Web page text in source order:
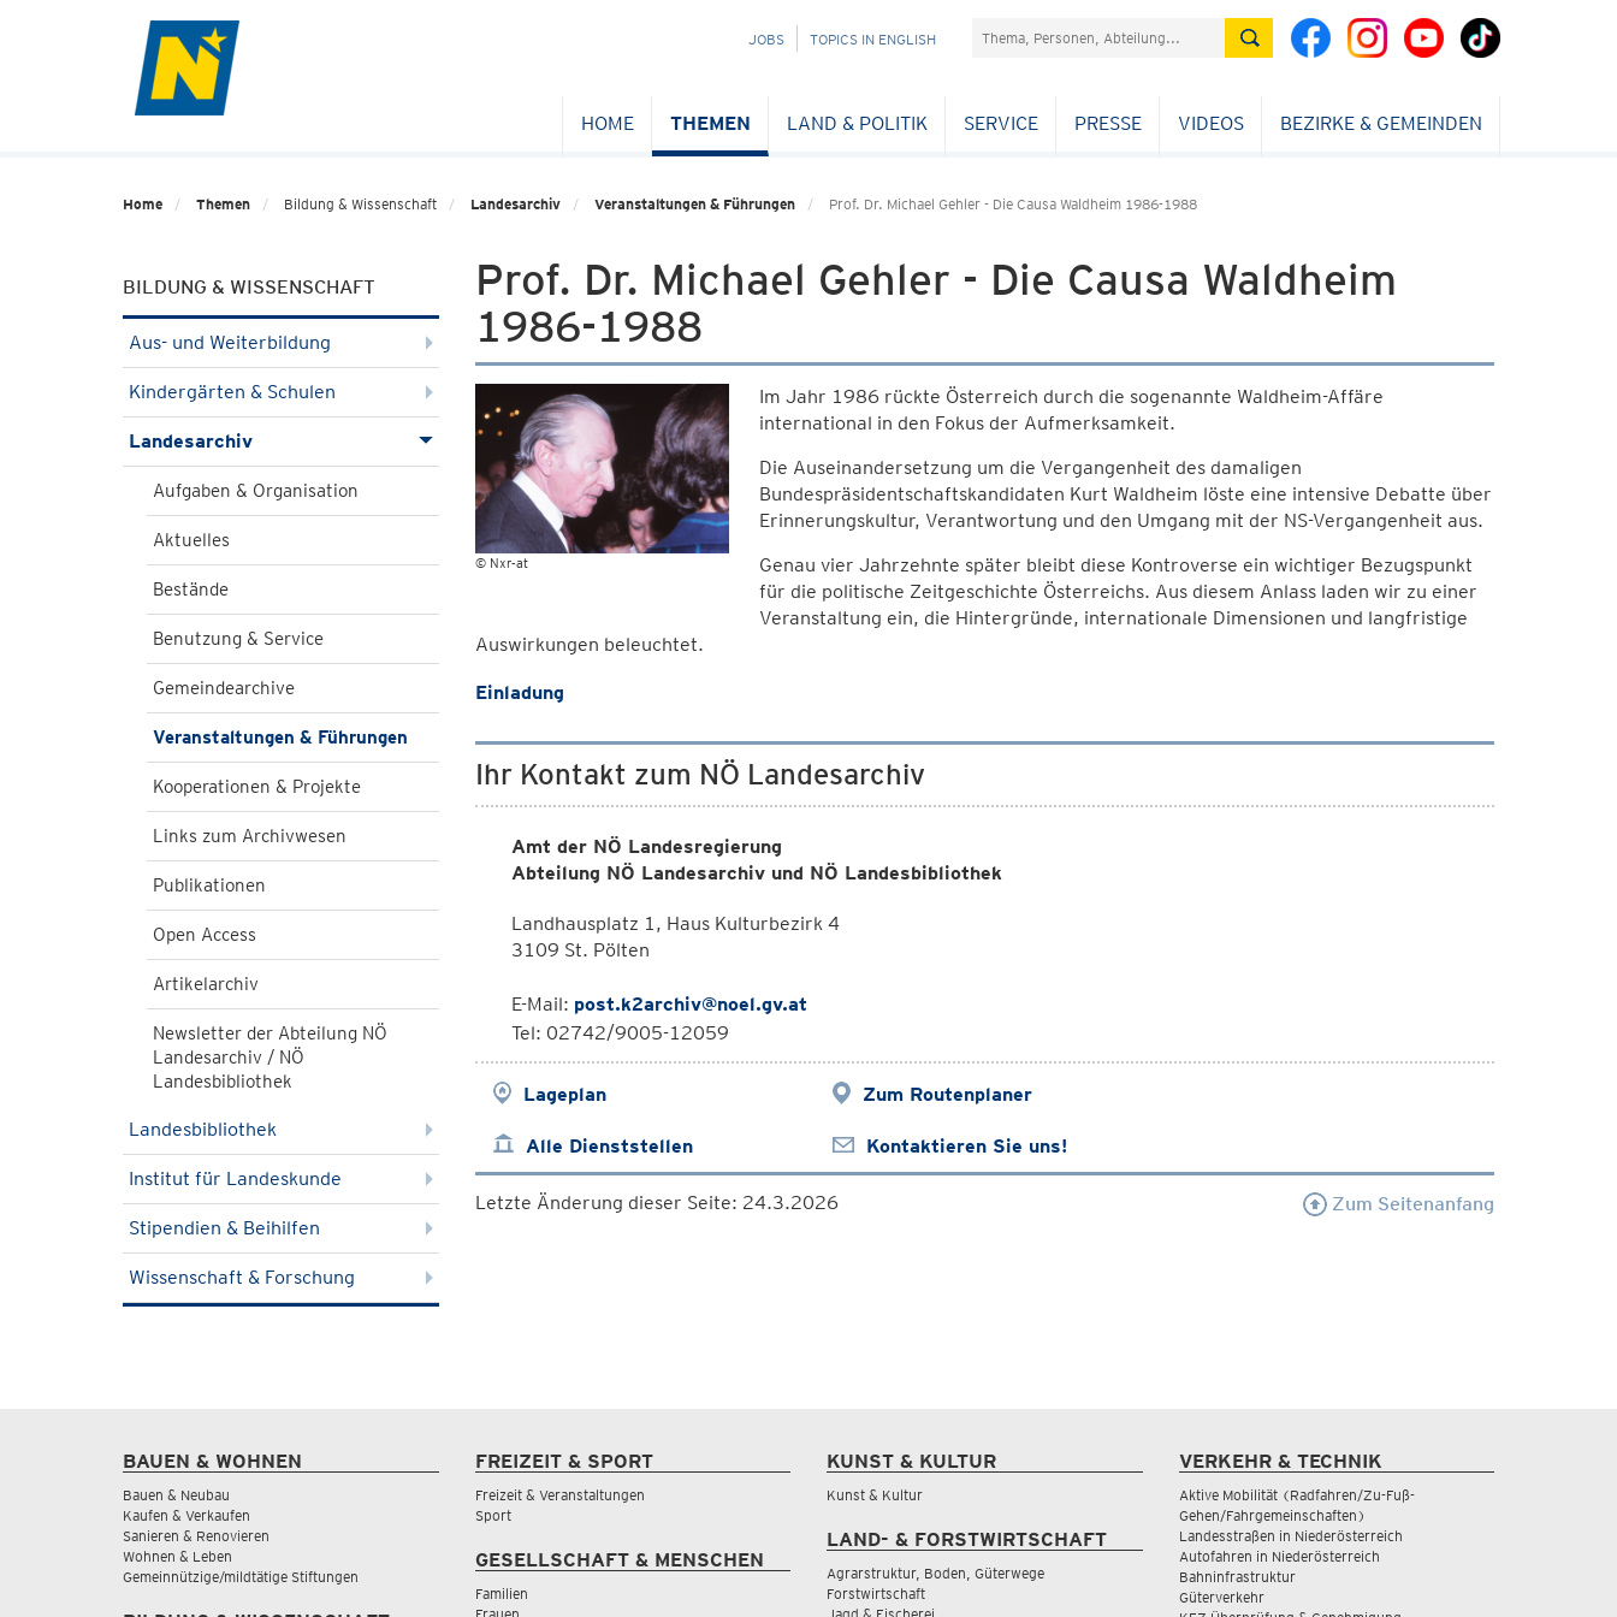
NAVIGATION
JOBS TOPICS IN ENGLISH Suchefeld
HOME THEMEN LAND & POLITIK SERVICE PRESSE VIDEOS BEZIRKE & GEMEINDEN
Home Themen Bildung & Wissenschaft Landesarchiv Veranstaltungen & Führungen Prof. Dr. Michael Gehler - Die Causa Waldheim 1986-1988
BILDUNG & WISSENSCHAFT
Aus- und Weiterbildung
Kindergärten & Schulen
Landesarchiv
Aufgaben & Organisation
Aktuelles
Bestände
Benutzung & Service
Gemeindearchive
Veranstaltungen & Führungen
Kooperationen & Projekte
Links zum Archivwesen
Publikationen
Open Access
Artikelarchiv
Newsletter der Abteilung NÖ
Landesarchiv / NÖ
Landesbibliothek
Landesbibliothek
Institut für Landeskunde
Stipendien & Beihilfen
Wissenschaft & Forschung
Prof. Dr. Michael Gehler - Die Causa Waldheim
1986-1988
© Nxr-at
Im Jahr 1986 rückte Österreich durch die sogenannte Waldheim-Affäre
international in den Fokus der Aufmerksamkeit.
Die Auseinandersetzung um die Vergangenheit des damaligen
Bundespräsidentschaftskandidaten Kurt Waldheim löste eine intensive Debatte über
Erinnerungskultur, Verantwortung und den Umgang mit der NS-Vergangenheit aus.
Genau vier Jahrzehnte später bleibt diese Kontroverse ein wichtiger Bezugspunkt
für die politische Zeitgeschichte Österreichs. Aus diesem Anlass laden wir zu einer
Veranstaltung ein, die Hintergründe, internationale Dimensionen und langfristige
Auswirkungen beleuchtet.
Einladung
Ihr Kontakt zum NÖ Landesarchiv
Amt der NÖ Landesregierung
Abteilung NÖ Landesarchiv und NÖ Landesbibliothek
Landhausplatz 1, Haus Kulturbezirk 4
3109 St. Pölten
E-Mail: post.k2archiv@noel.gv.at
Tel: 02742/9005-12059
Lageplan Zum Routenplaner
Alle Dienststellen Kontaktieren Sie uns!
Letzte Änderung dieser Seite: 24.3.2026 Zum Seitenanfang
BAUEN & WOHNEN
Bauen & Neubau
Kaufen & Verkaufen
Sanieren & Renovieren
Wohnen & Leben
Gemeinnützige/mildtätige Stiftungen
FREIZEIT & SPORT
Freizeit & Veranstaltungen
Sport
GESELLSCHAFT & MENSCHEN
Familien
KUNST & KULTUR
Kunst & Kultur
LAND- & FORSTWIRTSCHAFT
Agrarstruktur, Boden, Güterwege
Forstwirtschaft
VERKEHR & TECHNIK
Aktive Mobilität (Radfahren/Zu-Fuß-
Gehen/Fahrgemeinschaften)
Landesstraßen in Niederösterreich
Autofahren in Niederösterreich
Bahninfrastruktur
Güterverkehr